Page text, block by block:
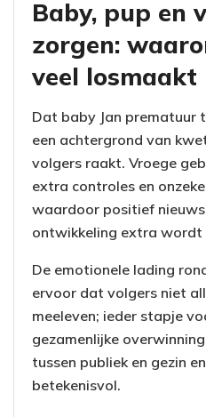
Baby, pup en
zorgen:
veel losmaakt
Dat baby Jan prematuur
een achtergrond van
volgers raakt. Vroege
extra controles en
waardoor positief
ontwikkeling extra wordt
De emotionele lading
ervoor dat volgers niet
meeleven; ieder stapje
gezamenlijke
tussen publiek en gezin
betekenisvol.